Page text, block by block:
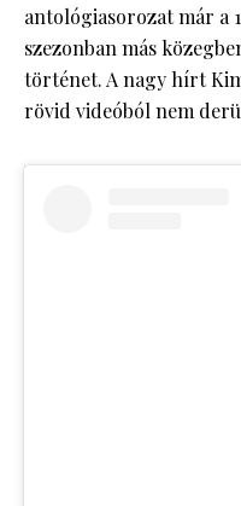
antológiasorozat már a
szezonban más
történet. A nagy hírt
rövid videóból nem